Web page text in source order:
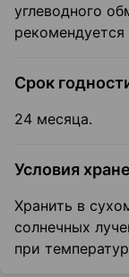
углеводного
Срок
24 месяца.
Условия
Хранить в
солнечных
при